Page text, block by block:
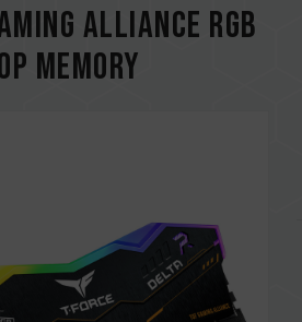
Alliance RGB
MEMORY